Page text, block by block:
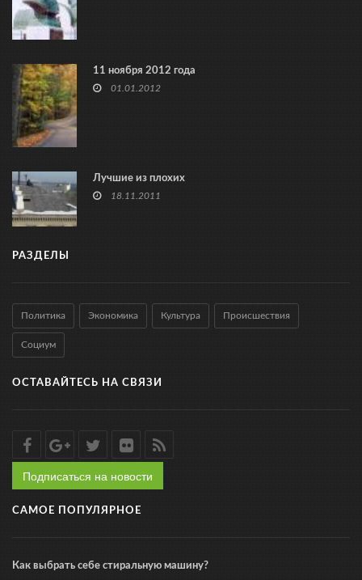
11 ноября 2012 года
01.01.2012
Лучшие из плохих
18.11.2011
РАЗДЕЛЫ
Политика Экономика Культура Происшествия
Социум
ОСТАВАЙТЕСЬ НА СВЯЗИ
Подписаться на новости
САМОЕ ПОПУЛЯРНОЕ
Как выбрать себе стиральную машину?